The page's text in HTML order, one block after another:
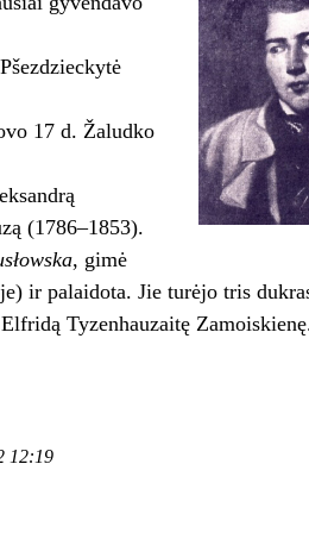
17 d. Žaludko
(1786–1853).
, gimė
ir palaidota. Jie turėjo tris
Tyzenhauzaitę
12:19